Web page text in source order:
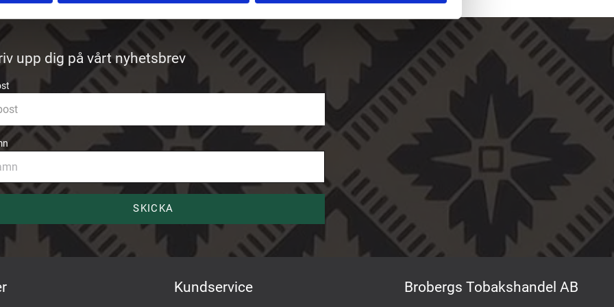
upp dig på vårt nyhetsbrev
SKICKA
Kundservice Brobergs Tobakshandel AB